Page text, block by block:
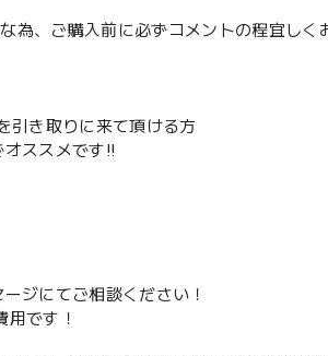
為、ご購入前に必ずコメントの程宜しく
引き取りに来て頂ける方
ススメです‼️
ジにてご相談ください！
用です！